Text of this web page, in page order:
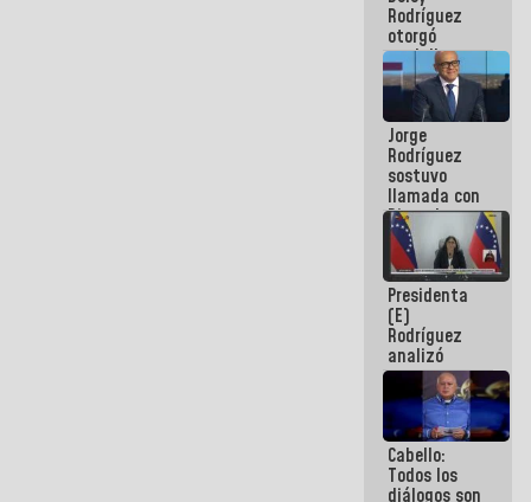
acción
Rodríguez
otorgó
medalla
"Héroe de
Venezuela"
a servidores
públicos
Jorge
Rodríguez
sostuvo
llamada con
Dinorah
Figuera y
acuerdan
primer
encuentro
presencial
para el
diálogo
Presidenta
(E)
Rodríguez
analizó
junto a
gobernadores
planes de
recuperación
del Sistema
Eléctrico
Cabello:
Todos los
diálogos son